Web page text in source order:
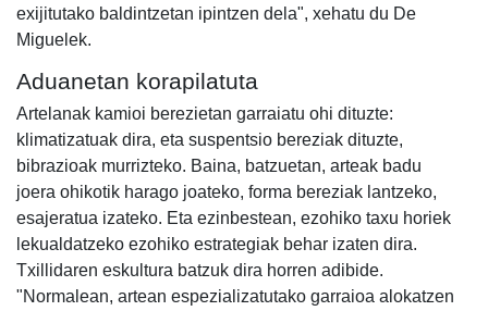
exijitutako baldintzetan ipintzen dela", xehatu du De
Miguelek.
Aduanetan korapilatuta
Artelanak kamioi berezietan garraiatu ohi dituzte:
klimatizatuak dira, eta suspentsio bereziak dituzte,
bibrazioak murrizteko. Baina, batzuetan, arteak badu
joera ohikotik harago joateko, forma bereziak lantzeko,
esajeratua izateko. Eta ezinbestean, ezohiko taxu horiek
lekualdatzeko ezohiko estrategiak behar izaten dira.
Txillidaren eskultura batzuk dira horren adibide.
"Normalean, artean espezializatutako garraioa alokatzen